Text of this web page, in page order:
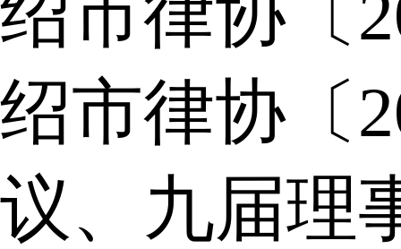
绍市律协〔
议、九届理